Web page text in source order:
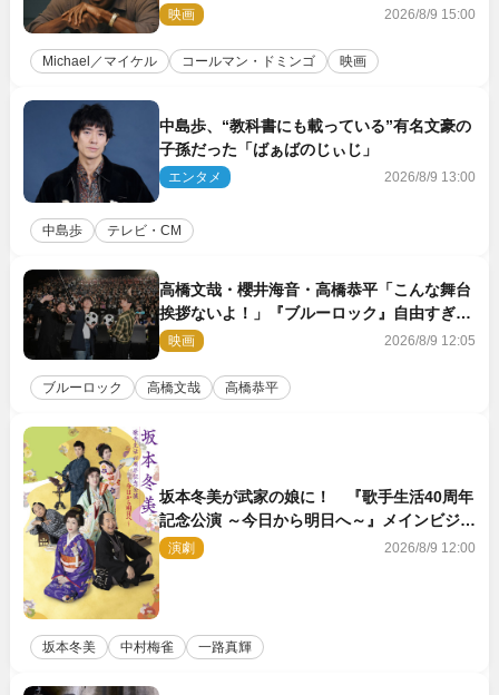
半かかっていた
映画 2026/8/9 15:00
Michael／マイケル コールマン・ドミンゴ 映画
中島歩、“教科書にも載っている”有名文豪の
子孫だった「ばぁばのじぃじ」
エンタメ 2026/8/9 13:00
中島歩 テレビ・CM
高橋文哉・櫻井海音・高橋恭平「こんな舞台
挨拶ないよ！」『ブルーロック』自由すぎる
イベントレポート
映画 2026/8/9 12:05
ブルーロック 高橋文哉 高橋恭平
坂本冬美が武家の娘に！ 『歌手生活40周年
記念公演 ～今日から明日へ～』メインビジュ
アル公開
演劇 2026/8/9 12:00
坂本冬美 中村梅雀 一路真輝